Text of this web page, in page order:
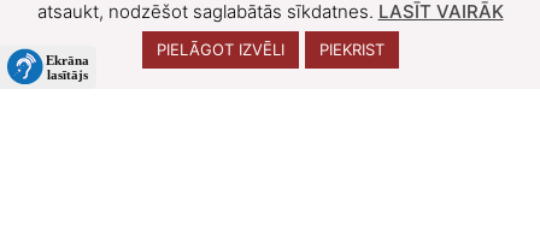
atsaukt, nodzēšot saglabātās sīkdatnes. LASĪT VAIRĀK
PIELĀGOT IZVĒLI PIEKRIST